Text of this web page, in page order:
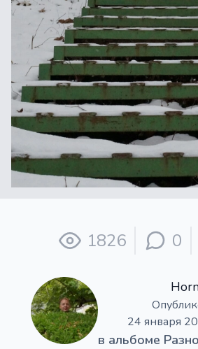
1826 0
24 января
в альбоме